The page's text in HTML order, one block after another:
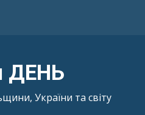
ДЕНЬ
України та світу